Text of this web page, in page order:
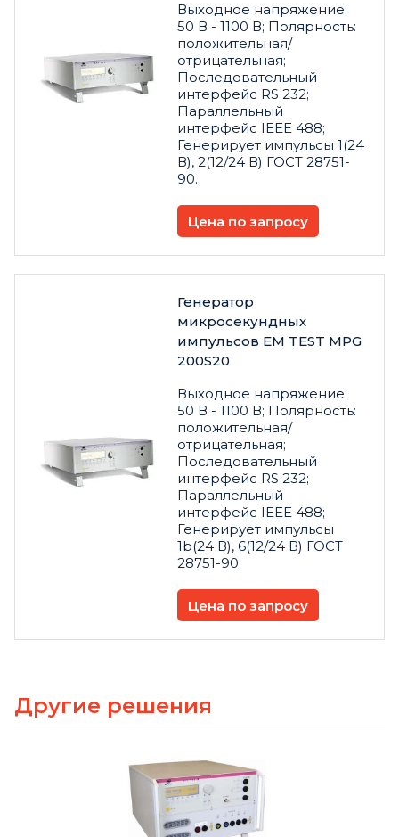
Выходное напряжение:
50 В - 1100 В; Полярность:
положительная/
отрицательная;
Последовательный
интерфейс RS 232;
Параллельный
интерфейс IEEE 488;
Генерирует импульсы 1(24
В), 2(12/24 В) ГОСТ 28751-
90.
Цена по запросу
Генератор
микросекундных
импульсов EM TEST MPG
200S20
Выходное напряжение:
50 В - 1100 В; Полярность:
положительная/
отрицательная;
Последовательный
интерфейс RS 232;
Параллельный
интерфейс IEEE 488;
Генерирует импульсы
1b(24 В), 6(12/24 В) ГОСТ
28751-90.
Цена по запросу
Другие решения